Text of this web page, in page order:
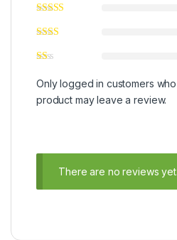
Only logged in customers
product may leave a review.
There are no reviews yet.